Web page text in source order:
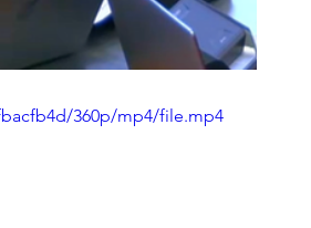
360p/mp4/file.mp4